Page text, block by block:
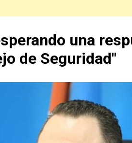
una
de Seguridad"